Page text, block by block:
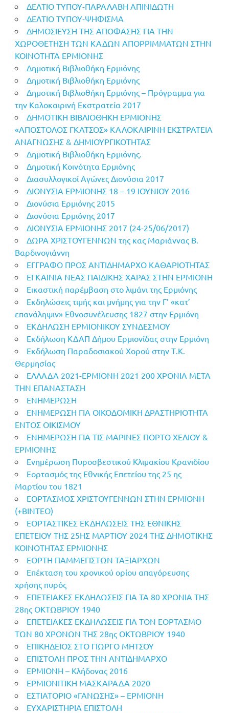
ΔΕΛΤΙΟ ΤΥΠΟΥ-ΠΑΡΑΛΑΒΗ ΑΠΙΝΙΔΩΤΗ
ΔΕΛΤΙΟ ΤΥΠΟΥ-ΨΗΦΙΣΜΑ
ΔΗΜΟΣΙΕΥΣΗ ΤΗΣ ΑΠΟΦΑΣΗΣ ΓΙΑ ΤΗΝ
ΧΩΡΟΘΕΤΗΣΗ ΤΩΝ ΚΑΔΩΝ ΑΠΟΡΡΙΜΜΑΤΩΝ ΣΤΗΝ
ΚΟΙΝΟΤΗΤΑ ΕΡΜΙΟΝΗΣ
Δημοτική Βιβλιοθήκη Ερμιόνης
Δημοτική Βιβλιοθήκη Ερμιόνης
Δημοτική Βιβλιοθήκη Ερμιόνης – Πρόγραμμα για
την Καλοκαιρινή Εκστρατεία 2017
ΔΗΜΟΤΙΚΗ ΒΙΒΛΙΟΘΗΚΗ ΕΡΜΙΟΝΗΣ
«ΑΠΟΣΤΟΛΟΣ ΓΚΑΤΣΟΣ» ΚΑΛΟΚΑΙΡΙΝΗ ΕΚΣΤΡΑΤΕΙΑ
ΑΝΑΓΝΩΣΗΣ & ΔΗΜΙΟΥΡΓΙΚΟΤΗΤΑΣ
Δημοτική Βιβλιοθήκη Ερμιόνης.
Δημοτική Κοινότητα Ερμιόνης
Διασυλλογικοί Αγώνες Διονύσια 2017
ΔΙΟΝΥΣΙΑ ΕΡΜΙΟΝΗΣ 18 – 19 ΙΟΥΝΙΟΥ 2016
Διονύσια Ερμιόνης 2015
Διονύσια Ερμιόνης 2017
ΔΙΟΝΥΣΙΑ ΕΡΜΙΟΝΗΣ 2017 (24-25/06/2017)
ΔΩΡΑ ΧΡΙΣΤΟΥΓΕΝΝΩΝ της κας Μαριάννας Β.
Βαρδινογιάννη
ΕΓΓΡΑΦΟ ΠΡΟΣ ΑΝΤΙΔΗΜΑΡΧΟ ΚΑΘΑΡΙΟΤΗΤΑΣ
ΕΓΚΑΙΝΙΑ ΝΕΑΣ ΠΑΙΔΙΚΗΣ ΧΑΡΑΣ ΣΤΗΝ ΕΡΜΙΟΝΗ
Εικαστική παρέμβαση στο λιμάνι της Ερμιόνης
Εκδηλώσεις τιμής και μνήμης για την Γ’ «κατ’
επανάληψιν» Εθνοσυνέλευσης 1827 στην Ερμιόνη
ΕΚΔΗΛΩΣΗ ΕΡΜΙΟΝΙΚΟΥ ΣΥΝΔΕΣΜΟΥ
Εκδήλωση ΚΔΑΠ Δήμου Ερμιονίδας στην Ερμιόνη
Εκδήλωση Παραδοσιακού Χορού στην Τ.Κ.
Θερμησίας
ΕΛΛΑΔΑ 2021-ΕΡΜΙΟΝΗ 2021 200 ΧΡΟΝΙΑ ΜΕΤΑ
ΤΗΝ ΕΠΑΝΑΣΤΑΣΗ
ΕΝΗΜΕΡΩΣΗ
ΕΝΗΜΕΡΩΣΗ ΓΙΑ ΟΙΚΟΔΟΜΙΚΗ ΔΡΑΣΤΗΡΙΟΤΗΤΑ
ΕΝΤΟΣ ΟΙΚΙΣΜΟΥ
ΕΝΗΜΕΡΩΣΗ ΓΙΑ ΤΙΣ ΜΑΡΙΝΕΣ ΠΟΡΤΟ ΧΕΛΙΟΥ &
ΕΡΜΙΟΝΗΣ
Ενημέρωση Πυροσβεστικού Κλιμακίου Κρανιδίου
Εορτασμός της Εθνικής Επετείου της 25 ης
Μαρτίου του 1821
ΕΟΡΤΑΣΜΟΣ ΧΡΙΣΤΟΥΓΕΝΝΩΝ ΣΤΗΝ ΕΡΜΙΟΝΗ
(+BINTEO)
ΕΟΡΤΑΣΤΙΚΕΣ ΕΚΔΗΛΩΣΕΙΣ ΤΗΣ ΕΘΝΙΚΗΣ
ΕΠΕΤΕΙΟΥ ΤΗΣ 25ΗΣ ΜΑΡΤΙΟΥ 2024 ΤΗΣ ΔΗΜΟΤΙΚΗΣ
ΚΟΙΝΟΤΗΤΑΣ ΕΡΜΙΟΝΗΣ
ΕΟΡΤΗ ΠΑΜΜΕΓΙΣΤΩΝ ΤΑΞΙΑΡΧΩΝ
Επέκταση του χρονικού ορίου απαγόρευσης
χρήσης πυρός
ΕΠΕΤΕΙΑΚΕΣ ΕΚΔΗΛΩΣΕΙΣ ΓΙΑ ΤΑ 80 ΧΡΟΝΙΑ ΤΗΣ
28ης ΟΚΤΩΒΡΙΟΥ 1940
ΕΠΕΤΕΙΑΚΕΣ ΕΚΔΗΛΩΣΕΙΣ ΓΙΑ ΤΟΝ ΕΟΡΤΑΣΜΟ
ΤΩΝ 80 ΧΡΟΝΩΝ ΤΗΣ 28ης ΟΚΤΩΒΡΙΟΥ 1940
ΕΠΙΚΗΔΕΙΟΣ ΣΤΟ ΓΙΩΡΓΟ ΜΗΤΣΟΥ
ΕΠΙΣΤΟΛΗ ΠΡΟΣ ΤΗΝ ΑΝΤΙΔΗΜΑΡΧΟ
ΕΡΜΙΟΝΗ – Κλήδονας 2016
ΕΡΜΙΟΝΙΤΙΚΗ ΜΑΣΚΑΡΑΔΑ 2020
ΕΣΤΙΑΤΟΡΙΟ «ΓΑΝΩΣΗΣ» – ΕΡΜΙΟΝΗ
ΕΥΧΑΡΙΣΤΗΡΙΑ ΕΠΙΣΤΟΛΗ